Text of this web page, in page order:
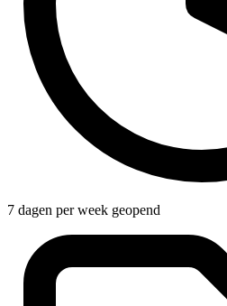
7 dagen per week geopend